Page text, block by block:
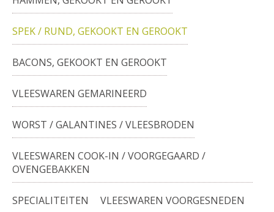
SPEK / RUND, GEKOOKT EN GEROOKT
BACONS, GEKOOKT EN GEROOKT
VLEESWAREN GEMARINEERD
WORST / GALANTINES / VLEESBRODEN
VLEESWAREN COOK-IN / VOORGEGAARD /
OVENGEBAKKEN
SPECIALITEITEN VLEESWAREN VOORGESNEDEN